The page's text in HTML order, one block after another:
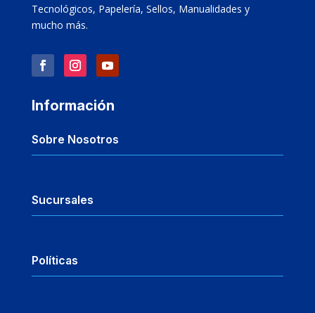
Tecnológicos, Papelería, Sellos, Manualidades y
mucho más.
Información
Sobre Nosotros
Sucursales
Políticas